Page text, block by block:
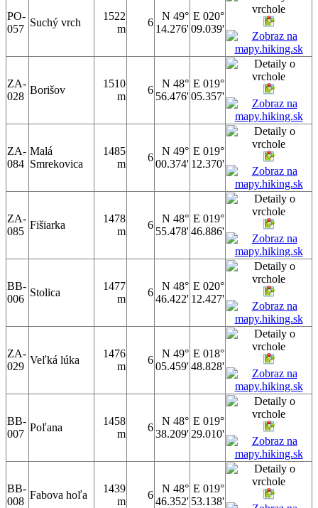
PO-
057
Suchý vrch
1522
m
6
N 49°
14.276'
E 020°
09.039'
ZA-
028
Borišov
1510
m
6
N 48°
56.476'
E 019°
05.357'
ZA-
084
Malá
Smrekovica
1485
m
6
N 49°
00.374'
E 019°
12.370'
ZA-
085
Fišiarka
1478
m
6
N 48°
55.478'
E 019°
46.886'
BB-
006
Stolica
1477
m
6
N 48°
46.422'
E 020°
12.427'
ZA-
029
Veľká lúka
1476
m
6
N 49°
05.459'
E 018°
48.828'
BB-
007
Poľana
1458
m
6
N 48°
38.209'
E 019°
29.010'
BB-
008
Fabova hoľa
1439
m
6
N 48°
46.352'
E 019°
53.138'